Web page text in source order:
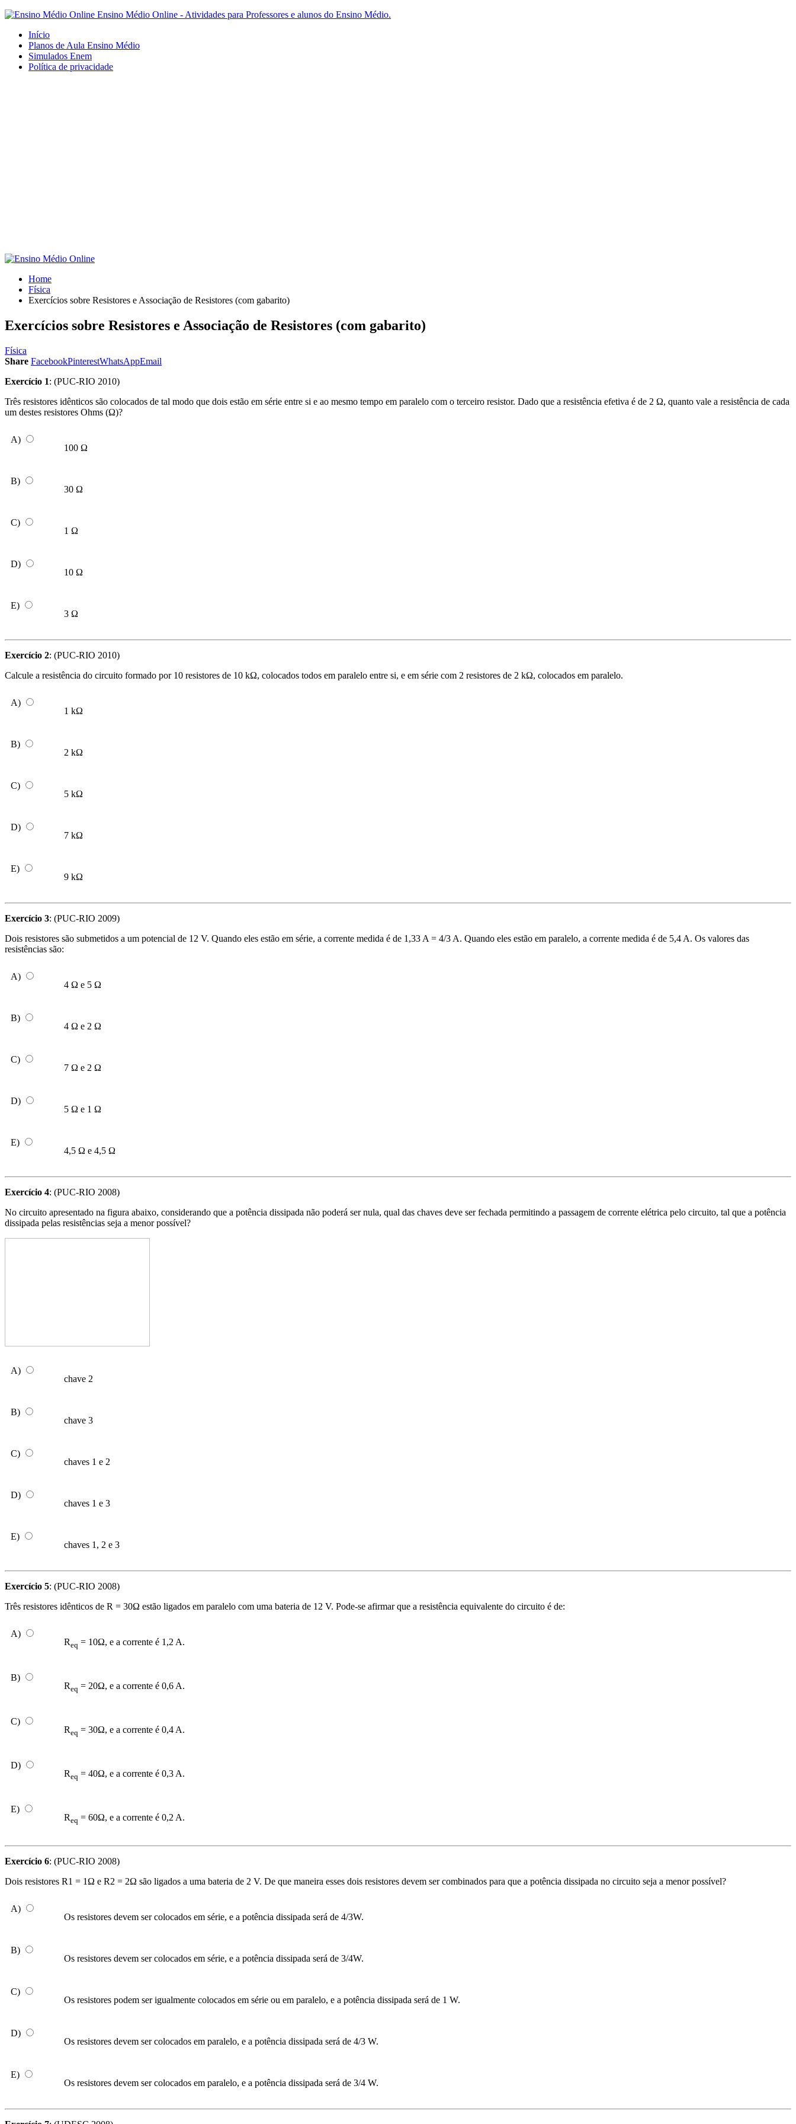
Ensino Médio Online - Atividades para Professores e alunos do Ensino Médio.
Início
Planos de Aula Ensino Médio
Simulados Enem
Política de privacidade
Home
Física
Exercícios sobre Resistores e Associação de Resistores (com gabarito)
Exercícios sobre Resistores e Associação de Resistores (com gabarito)
Física
Share FacebookPinterestWhatsAppEmail
Exercício 1: (PUC-RIO 2010)
Três resistores idênticos são colocados de tal modo que dois estão em série entre si e ao mesmo tempo em paralelo com o terceiro resistor. Dado que a resistência efetiva é de 2 Ω, quanto vale a resistência de cada
um destes resistores Ohms (Ω)?
A)
100 Ω
B)
30 Ω
C)
1 Ω
D)
10 Ω
E)
3 Ω
Exercício 2: (PUC-RIO 2010)
Calcule a resistência do circuito formado por 10 resistores de 10 kΩ, colocados todos em paralelo entre si, e em série com 2 resistores de 2 kΩ, colocados em paralelo.
A)
1 kΩ
B)
2 kΩ
C)
5 kΩ
D)
7 kΩ
E)
9 kΩ
Exercício 3: (PUC-RIO 2009)
Dois resistores são submetidos a um potencial de 12 V. Quando eles estão em série, a corrente medida é de 1,33 A = 4/3 A. Quando eles estão em paralelo, a corrente medida é de 5,4 A. Os valores das
resistências são:
A)
4 Ω e 5 Ω
B)
4 Ω e 2 Ω
C)
7 Ω e 2 Ω
D)
5 Ω e 1 Ω
E)
4,5 Ω e 4,5 Ω
Exercício 4: (PUC-RIO 2008)
No circuito apresentado na figura abaixo, considerando que a potência dissipada não poderá ser nula, qual das chaves deve ser fechada permitindo a passagem de corrente elétrica pelo circuito, tal que a potência
dissipada pelas resistências seja a menor possível?
A)
chave 2
B)
chave 3
C)
chaves 1 e 2
D)
chaves 1 e 3
E)
chaves 1, 2 e 3
Exercício 5: (PUC-RIO 2008)
Três resistores idênticos de R = 30Ω estão ligados em paralelo com uma bateria de 12 V. Pode-se afirmar que a resistência equivalente do circuito é de:
A)
Req = 10Ω, e a corrente é 1,2 A.
B)
Req = 20Ω, e a corrente é 0,6 A.
C)
Req = 30Ω, e a corrente é 0,4 A.
D)
Req = 40Ω, e a corrente é 0,3 A.
E)
Req = 60Ω, e a corrente é 0,2 A.
Exercício 6: (PUC-RIO 2008)
Dois resistores R1 = 1Ω e R2 = 2Ω são ligados a uma bateria de 2 V. De que maneira esses dois resistores devem ser combinados para que a potência dissipada no circuito seja a menor possível?
A)
Os resistores devem ser colocados em série, e a potência dissipada será de 4/3W.
B)
Os resistores devem ser colocados em série, e a potência dissipada será de 3/4W.
C)
Os resistores podem ser igualmente colocados em série ou em paralelo, e a potência dissipada será de 1 W.
D)
Os resistores devem ser colocados em paralelo, e a potência dissipada será de 4/3 W.
E)
Os resistores devem ser colocados em paralelo, e a potência dissipada será de 3/4 W.